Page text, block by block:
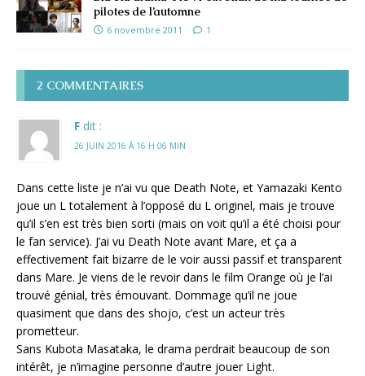
pilotes de l’automne
6 novembre 2011 1
2 COMMENTAIRES
F dit :
26 JUIN 2016 À 16 H 06 MIN
Dans cette liste je n’ai vu que Death Note, et Yamazaki Kento
joue un L totalement à l’opposé du L originel, mais je trouve
qu’il s’en est très bien sorti (mais on voit qu’il a été choisi pour
le fan service). J’ai vu Death Note avant Mare, et ça a
effectivement fait bizarre de le voir aussi passif et transparent
dans Mare. Je viens de le revoir dans le film Orange où je l’ai
trouvé génial, très émouvant. Dommage qu’il ne joue
quasiment que dans des shojo, c’est un acteur très
prometteur.
Sans Kubota Masataka, le drama perdrait beaucoup de son
intérêt, je n’imagine personne d’autre jouer Light.